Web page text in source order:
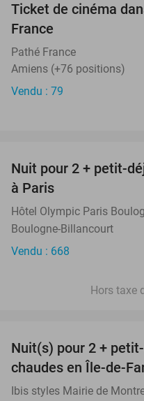
Ticket de cinéma
France
Pathé France
Amiens (+76 positions)
Vendu : 79
Nuit pour 2 + petit-
à Paris
Hôtel Olympic Paris
Boulogne-Billancourt
Vendu : 668
Hors taxe
Nuit(s) pour 2 +
chaudes en Île-de-
Ibis styles Mairie de